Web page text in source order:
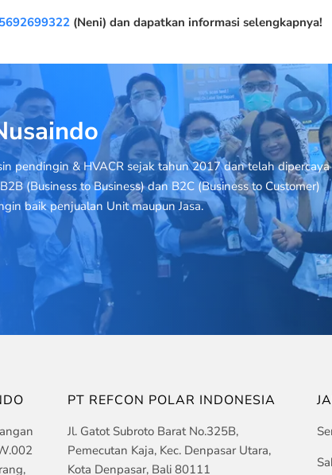
(Neni) dan dapatkan informasi selengkapnya!
pendingin & HVACR sejak tahun 2017 dan telah dipercaya
(Business to Business) dan B2C (Business to Customer)
baik penjualan Unit maupun Jasa.
PT REFCON POLAR INDONESIA
Jl. Gatot Subroto Barat No.325B,
Pemecutan Kaja, Kec. Denpasar Utara,
Kota Denpasar, Bali 80111